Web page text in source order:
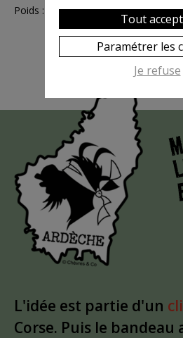
Poids : 0.002
L'idée est partie d'un
Corse. Puis le
Tout
Paramétrer les
Je refuse